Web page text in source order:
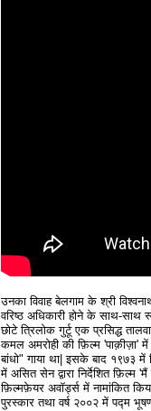
उनका विवाह बेलगाम के श्री
वरिष्ठ अधिकारी होने के साथ-साथ
छोटे त्रिलोक गुर्टू एक प्रसिद्ध
कमल अमरोही की फ़िल्म 'पाक़ीज़ा' में
बांधो" गाया था| इसके बाद १९७३
में असित सेन द्वारा निर्देशित
फ़िल्मफ़ेयर अवॉर्ड्स में नामांकित
पुरस्कार तथा वर्ष २००२ में पद्म